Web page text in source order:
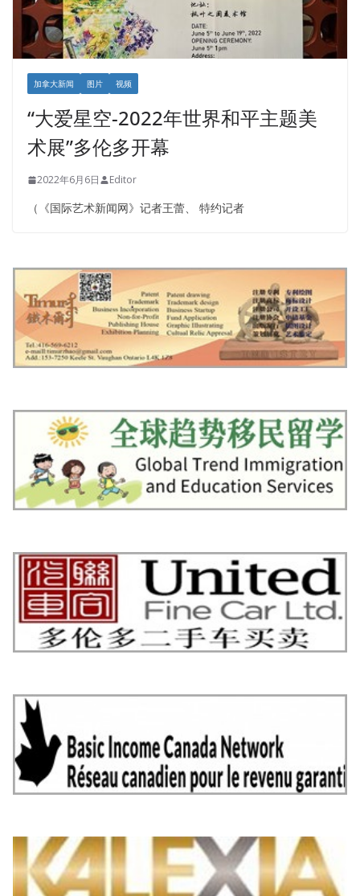
加拿大新闻 图片 视频
“大爱星空-2022年世界和平主题美
术展”多伦多开幕
2022年6月6日 Editor
（《国际艺术新闻网》记者王蕾、 特约记者